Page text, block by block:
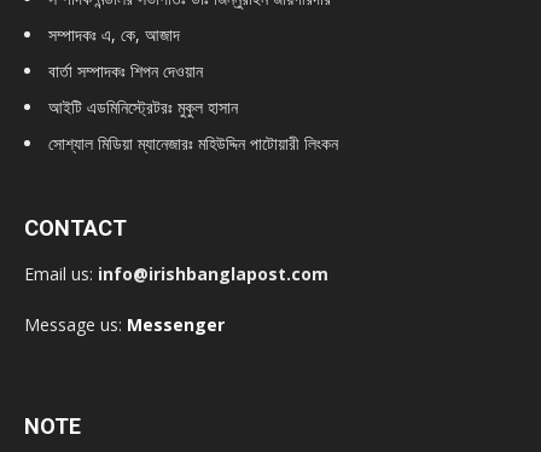
সম্পাদকঃ এ, কে, আজাদ
বার্তা সম্পাদকঃ শিপন দেওয়ান
আইটি এডমিনিস্ট্রেটরঃ মুকুল হাসান
সোশ্যাল মিডিয়া ম্যানেজারঃ মহিউদ্দিন পাটোয়ারী লিংকন
CONTACT
Email us: info@irishbanglapost.com
Message us: Messenger
NOTE